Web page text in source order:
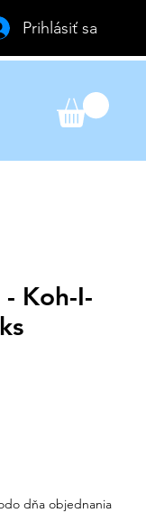
Prihlásiť sa
Koh-I-
dňa objednania